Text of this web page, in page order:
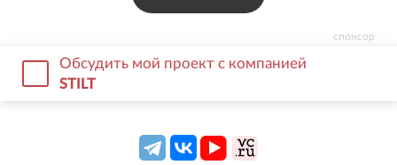
спонсор
Обсудить мой проект с компанией
STILT